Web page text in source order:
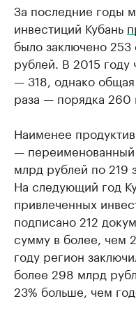
За последние годы
инвестиций Кубань
было заключено
рублей. В 2015
— 318, однако
раза — порядка 260
Наименее
—
млрд рублей по 219
На следующий год
привлеченных
подписано 212
сумму в более, чем
году регион
более 298 млрд
23% больше, чем